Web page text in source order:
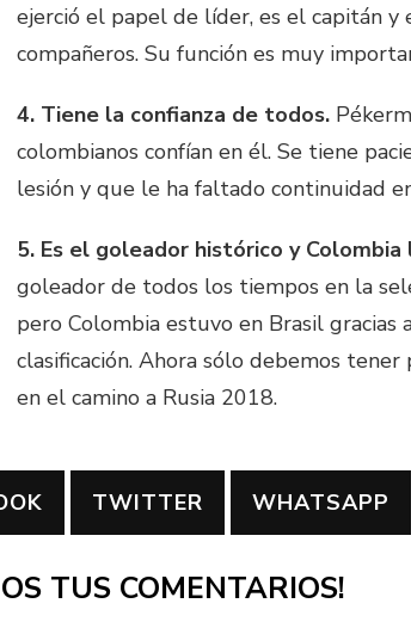
ejerció el papel de líder, es el capitán
compañeros. Su función es muy
4. Tiene la confianza de todos.
colombianos confían en él. Se tiene
lesión y que le ha faltado continuidad
5. Es el goleador histórico y Colombia
goleador de todos los tiempos en la
pero Colombia estuvo en Brasil gracias
clasificación. Ahora sólo debemos
en el camino a Rusia 2018.
TWITTER WHATSAPP
TUS COMENTARIOS!